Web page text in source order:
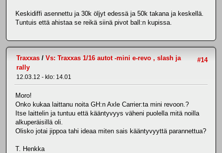
Keskidiffi asennettu ja 30k öljyt edessä ja 50k takana ja keskellä.
Tuntuis että ahistaa se reikä siinä pivot ball:n kupissa.
#14
Traxxas / Vs: Traxxas 1/16 autot -mini e-revo , slash ja
rally
12.03.12 - klo: 14.01
Moro!
Onko kukaa laittanu noita GH:n Axle Carrier:ta mini revoon.?
Itse laittelin ja tuntuu että kääntyvyys väheni puolella mitä noilla
alkuperäisillä oli.
Olisko jotai jippoa tahi ideaa miten sais kääntyvyyttä parannettua?
T. Henkka